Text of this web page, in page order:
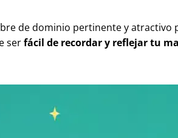
de dominio pertinente y
serfácil de recordar y reflejar tu